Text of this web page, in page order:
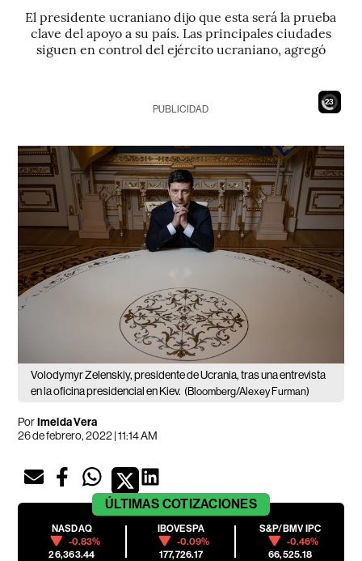
El presidente ucraniano dijo que esta será la prueba
clave del apoyo a su país. Las principales ciudades
siguen en control del ejército ucraniano, agregó
21
PUBLICIDAD
Volodymyr Zelenskiy, presidente de Ucrania, tras una entrevista
en la oficina presidencial en Kiev. (Bloomberg/Alexey Furman)
PorImelda Vera
26 de febrero, 2022 | 11:14 AM
ÚLTIMAS COTIZACIONES
NASDAQ
-0.83%
26,363.44
IBOVESPA
-0.09%
177,726.17
S&P/BMV IPC
-0.46%
66,525.18